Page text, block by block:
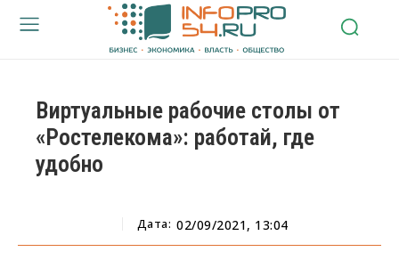
Виртуальные рабочие столы от
«Ростелекома»: работай, где
удобно
Дата: 02/09/2021, 13:04